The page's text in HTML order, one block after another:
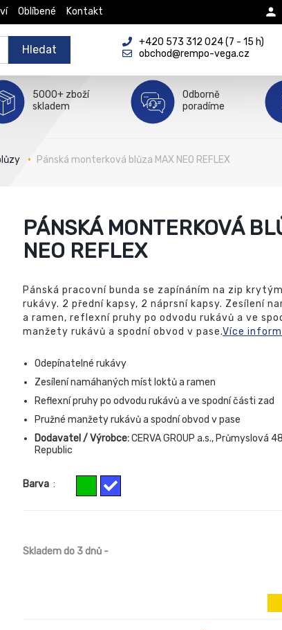
Oblíbené Kontakt
Hledat
+420 573 312 024 (7 - 15 h)
obchod@rempo-vega.cz
5000+ zboží
skladem
Odborně
poradíme
Pánská monterková blůza MAX NEO REFLEX
PÁNSKÁ MONTERKOVÁ
NEO REFLEX
Pánská pracovní bunda se zapínáním na zip
rukávy. 2 přední kapsy, 2 náprsní kapsy. Zesílení
a ramen, reflexní pruhy po odvodu rukávů a ve
manžety rukávů a spodní obvod v pase.Více
Odepínatelné rukávy
Zesílení namáhaných míst loktů a ramen
Reflexní pruhy po odvodu rukávů a ve spodní části zad
Pružné manžety rukávů a spodní obvod v pase
Dodavatel / Výrobce:CERVA GROUP a.s., Průmyslová
Republic
Barva :
Skladem do 3 dnů -